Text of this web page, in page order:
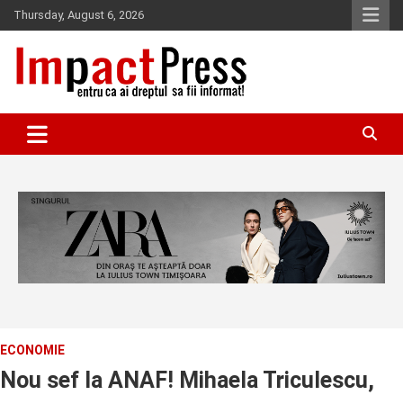
Skip
to
content
Thursday, August 6, 2026
IMPACTPRESS
ECONOMIE
Nou sef la ANAF! Mihaela Triculescu,